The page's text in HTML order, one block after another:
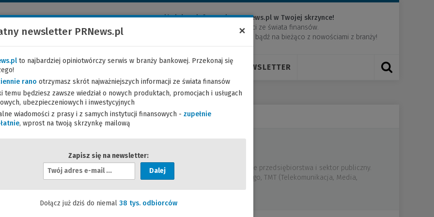
Najświeższe informacje z PRNews.pl w Twojej skrzynce!
Codziennie aktualne wiadomości ze świata finansów.
​i bądź na bieżąco z nowościami z branży!
ANALIZY KARIERA W FINANSACH SZKOLENIA FORUM NEWSLETTER
detalicznych. Ważne informacje
w Polsce od 2002 roku. To specjalistyczny bank korporacyjny obsługujący duże przedsiębiorstwa i sektor publiczny.
firm z wybranych sektorów, w tym szczególnie sektora energetycznego, TMT (Telekomunikacja, Media,
sektora publicznego.
×
newsletter PRNews.pl
to najbardziej opiniotwórczy serwis w branży bankowej. Przekonaj się
rano otrzymasz skrót najważniejszych informacji ze świata finansów
temu będziesz zawsze wiedział o nowych produktach, promocjach i usługach
ubezpieczeniowych i inwestycyjnych
wiadomości z prasy i z samych instytucji finansowych - zupełnie
, wprost na twoją skrzynkę mailową
Zapisz się na newsletter:
Dołącz już dziś do niemal 38 tys. odbiorców